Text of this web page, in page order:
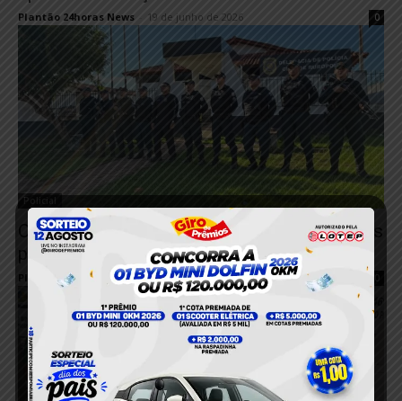
Plantão 24horas News 19 de junho de 2026 0
Policial
Operação Escudo Feminino resulta em duas
prisões em flagrante em Rurópolis
Plantão 24horas News - 18 de junho de 2026 0